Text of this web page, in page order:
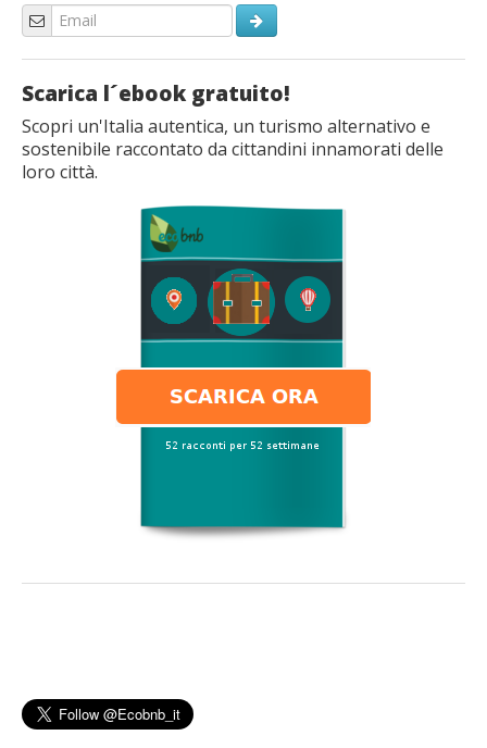
Scarica l´ebook gratuito!
Scopri un'Italia autentica, un turismo alternativo e
sostenibile raccontato da cittandini innamorati delle
loro città.